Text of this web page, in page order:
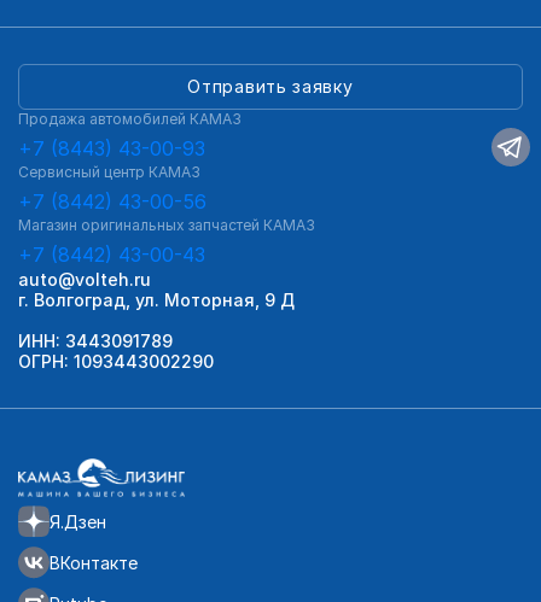
Я.Дзен
ВКонтакте
Отправить заявку
Продажа автомобилей КАМАЗ
+7 (8443) 43-00-93
Сервисный центр КАМАЗ
+7 (8442) 43-00-56
Магазин оригинальных запчастей КАМАЗ
+7 (8442) 43-00-43
auto@volteh.ru
г. Волгоград, ул. Моторная, 9 Д
ИНН: 3443091789
ОГРН: 1093443002290